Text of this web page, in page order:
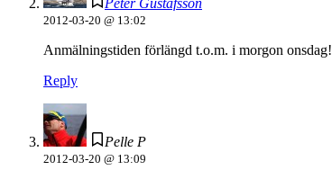
Peter Gustafsson
2012-03-20 @ 13:02
Anmälningstiden förlängd t.o.m. i morgon onsdag!
Reply
Pelle P
2012-03-20 @ 13:09